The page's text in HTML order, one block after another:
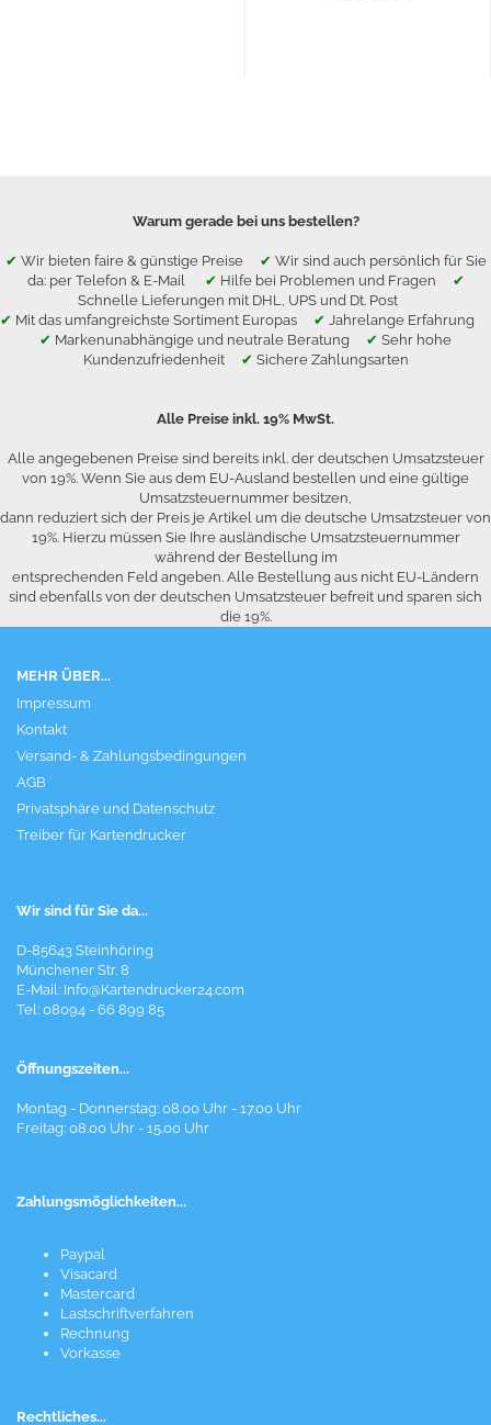
Warum gerade bei uns bestellen?
✔ Wir bieten faire & günstige Preise ✔ Wir sind auch persönlich für Sie
da: per Telefon & E-Mail ✔ Hilfe bei Problemen und Fragen ✔
Schnelle Lieferungen mit DHL, UPS und Dt. Post
✔ Mit das umfangreichste Sortiment Europas ✔ Jahrelange Erfahrung
✔ Markenunabhängige und neutrale Beratung ✔ Sehr hohe
Kundenzufriedenheit ✔ Sichere Zahlungsarten
Alle Preise inkl. 19% MwSt.
Alle angegebenen Preise sind bereits inkl. der deutschen Umsatzsteuer
von 19%. Wenn Sie aus dem EU-Ausland bestellen und eine gültige
Umsatzsteuernummer besitzen,
dann reduziert sich der Preis je Artikel um die deutsche Umsatzsteuer von
19%. Hierzu müssen Sie Ihre ausländische Umsatzsteuernummer
während der Bestellung im
entsprechenden Feld angeben. Alle Bestellung aus nicht EU-Ländern
sind ebenfalls von der deutschen Umsatzsteuer befreit und sparen sich
die 19%.
MEHR ÜBER...
Impressum
Kontakt
Versand- & Zahlungsbedingungen
AGB
Privatsphäre und Datenschutz
Treiber für Kartendrucker
Wir sind für Sie da...
D-85643 Steinhöring
Münchener Str. 8
E-Mail: Info@Kartendrucker24.com
Tel: 08094 - 66 899 85
Öffnungszeiten...
Montag - Donnerstag: 08.00 Uhr - 17.00 Uhr
Freitag: 08.00 Uhr - 15.00 Uhr
Zahlungsmöglichkeiten...
Paypal
Visacard
Mastercard
Lastschriftverfahren
Rechnung
Vorkasse
Rechtliches...